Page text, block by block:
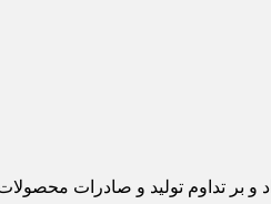
ماهه نخست سال جاری خبر داد و بر تداوم